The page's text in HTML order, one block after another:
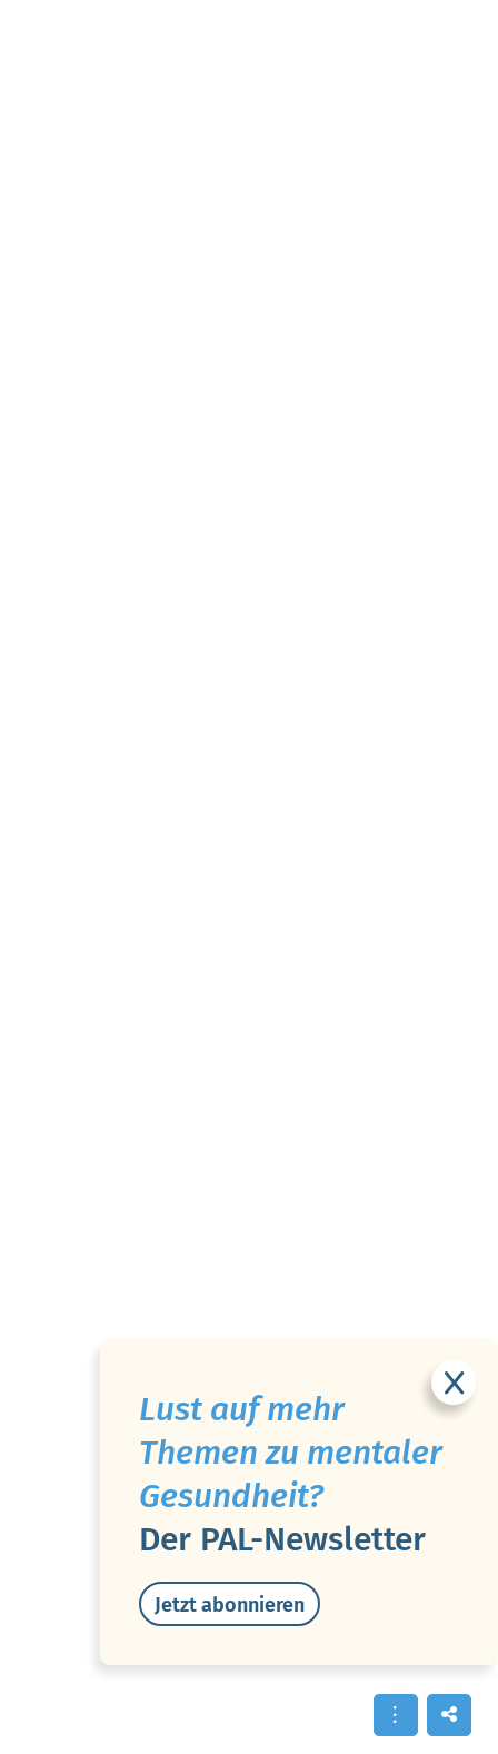
Lust auf mehr
Themen zu mentaler
Gesundheit?
Der PAL-Newsletter
Jetzt abonnieren